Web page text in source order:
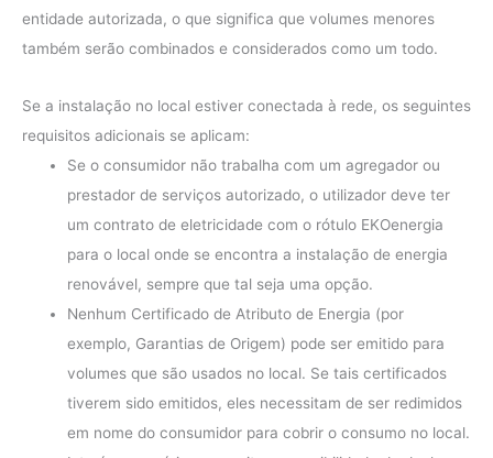
entidade autorizada, o que significa que volumes menores
também serão combinados e considerados como um todo.
Se a instalação no local estiver conectada à rede, os seguintes
requisitos adicionais se aplicam:
Se o consumidor não trabalha com um agregador ou
prestador de serviços autorizado, o utilizador deve ter
um contrato de eletricidade com o rótulo EKOenergia
para o local onde se encontra a instalação de energia
renovável, sempre que tal seja uma opção.
Nenhum Certificado de Atributo de Energia (por
exemplo, Garantias de Origem) pode ser emitido para
volumes que são usados ​​no local. Se tais certificados
tiverem sido emitidos, eles necessitam de ser redimidos
em nome do consumidor para cobrir o consumo no local.